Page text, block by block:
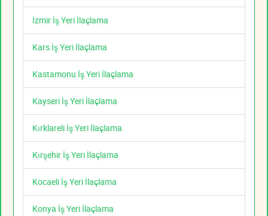
İzmir İş Yeri İlaçlama
Kars İş Yeri İlaçlama
Kastamonu İş Yeri İlaçlama
Kayseri İş Yeri İlaçlama
Kırklareli İş Yeri İlaçlama
Kırşehir İş Yeri İlaçlama
Kocaeli İş Yeri İlaçlama
Konya İş Yeri İlaçlama